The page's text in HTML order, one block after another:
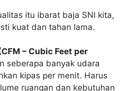
itu ibarat baja SNI kita,
kuat dan tahan lama.
– Cubic Feet per
seberapa banyak udara
kipas per menit. Harus
ruangan dan kebutuhan